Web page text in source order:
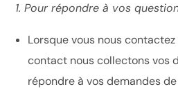
1. Pour répondre à vos
Lorsque vous nous
contact nous collectons vos
répondre à vos demandes